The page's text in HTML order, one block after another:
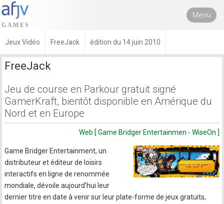
Menu
Jeux Vidéo FreeJack édition du 14 juin 2010
FreeJack
Jeu de course en Parkour gratuit signé
GamerKraft, bientôt disponible en Amérique du
Nord et en Europe
Web [ Game Bridger Entertainmen - WiseOn ]
Game Bridger Entertainment, un
distributeur et éditeur de loisirs
interactifs en ligne de renommée
mondiale, dévoile aujourd’hui leur
dernier titre en date à venir sur leur plate-forme de jeux gratuits,